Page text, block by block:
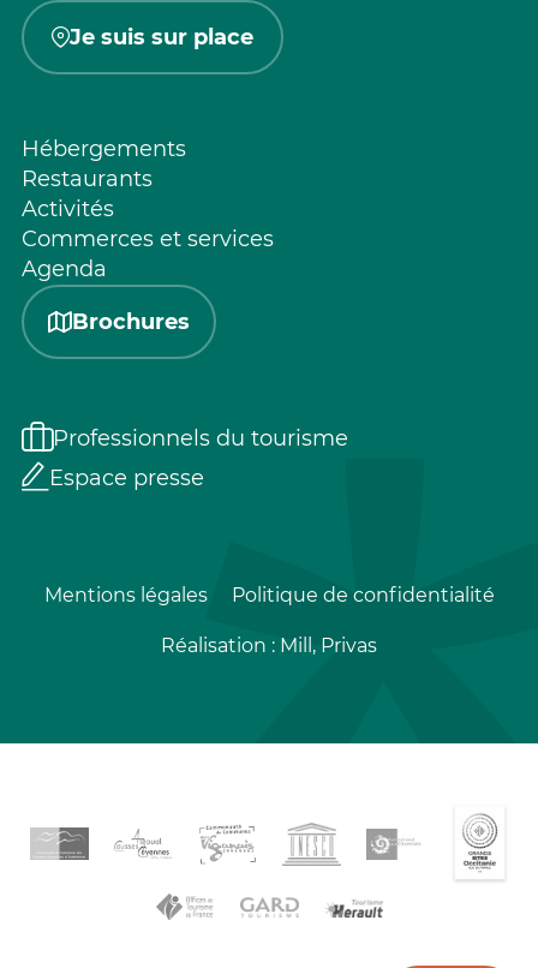
Je suis sur place
Hébergements
Restaurants
Activités
Commerces et services
Agenda
Brochures
Professionnels du tourisme
Espace presse
Mentions légales Politique de confidentialité
Réalisation : Mill, Privas